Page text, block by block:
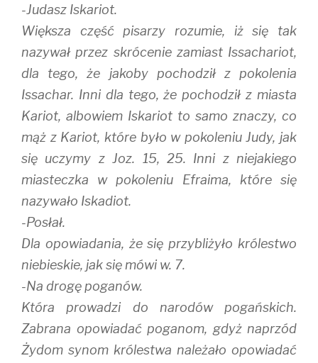
-Judasz Iskariot.
Większa część pisarzy rozumie, iż się tak
nazywał przez skrócenie zamiast Issachariot,
dla tego, że jakoby pochodził z pokolenia
Issachar. Inni dla tego, że pochodził z miasta
Kariot, albowiem Iskariot to samo znaczy, co
mąż z Kariot, które było w pokoleniu Judy, jak
się uczymy z Joz. 15, 25. Inni z niejakiego
miasteczka w pokoleniu Efraima, które się
nazywało Iskadiot.
-Posłał.
Dla opowiadania, że się przybliżyło królestwo
niebieskie, jak się mówi w. 7.
-Na drogę poganów.
Która prowadzi do narodów pogańskich.
Zabrana opowiadać poganom, gdyż naprzód
Żydom synom królestwa należało opowiadać